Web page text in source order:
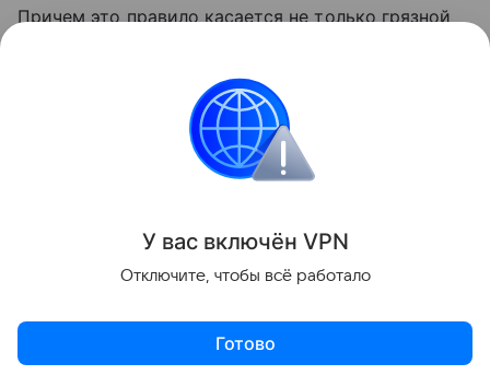
Причем это правило касается не только грязной
каждый день, и всегда иметь под рукой чистые
вещи, чем собирать гору грязного белья в течение
Поделиться
У вас включён VPN
Отключите, чтобы всё работало
Готово